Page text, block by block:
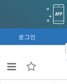
로그인